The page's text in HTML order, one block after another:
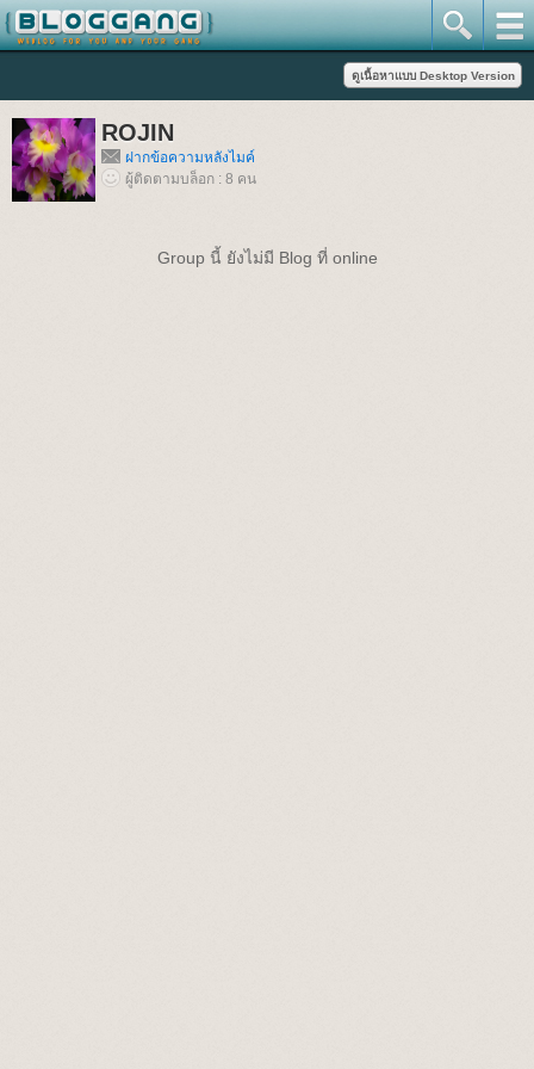
ROJIN
ฝากข้อความหลังไมค์
ผู้ติดตามบล็อก : 8 คน
Group นี้ ยังไม่มี Blog ที่ online